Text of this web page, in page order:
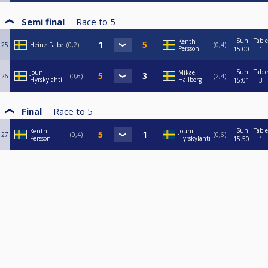
Semi final Race to 5
25 Heinz Falbe 0,2
Kenth
Persson
0,4
Sun
15:00
Table
1
26
Jouni
Hyrskylahti
0,6
Mikael
Hallberg
2,4
Sun
15:01
Table
3
Final Race to 5
27
Kenth
Persson
0,4
Jouni
Hyrskylahti
0,6
Sun
15:50
Table
1